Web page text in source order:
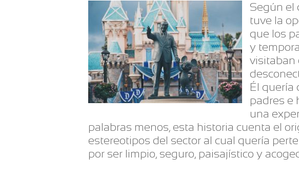
Según el
tuve la
que los
y
visitaban
Él quería
padres e
una
palabras menos, esta historia cuenta el
estereotipos del sector al cual quería
por ser limpio, seguro, paisajístico y